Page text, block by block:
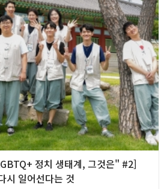
정치 생태계, 그것은" #2]
시 일어선다는 것